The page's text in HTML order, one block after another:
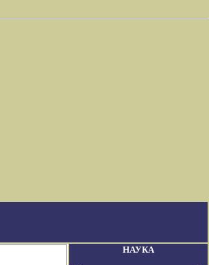
НАУКА